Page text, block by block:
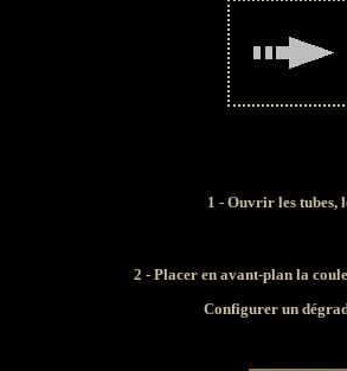
1 - Ouvrir les
2 - Placer en avant-plan la
Configurer un